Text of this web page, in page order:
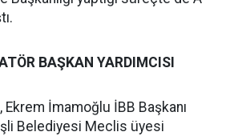
BAŞKAN YARDIMCISI
Ekrem İmamoğlu İBB Başkanı
Belediyesi Meclis üyesi